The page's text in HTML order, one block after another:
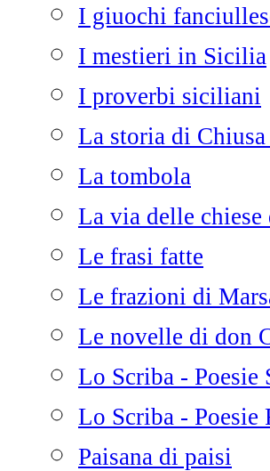
I giuochi
I mestieri in Sicilia
I proverbi siciliani
La storia di
La tombola
La via delle chiese
Le frasi fatte
Le frazioni di
Le novelle di don
Lo Scriba - Poesie
Lo Scriba - Poesie
Paisana di paisi